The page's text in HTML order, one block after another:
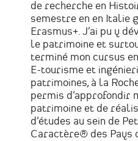
de recherche en
semestre en en Italie
Erasmus+. J’ai pu y
le patrimoine et
terminé mon cursus
E-tourisme et
patrimoines, à la
permis d’approfondir
patrimoine et de
d’études au sein de
Caractère® des Pays